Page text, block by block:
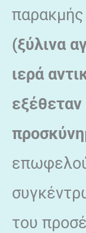
παρακμής
(ξύλινα
ιερά
εξέθεταν
του